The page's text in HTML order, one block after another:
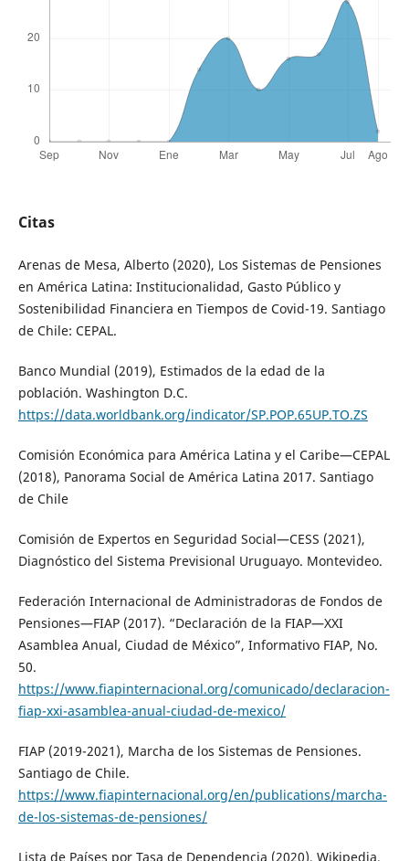
Citas
Arenas de Mesa, Alberto (2020), Los Sistemas de Pensiones
en América Latina: Institucionalidad, Gasto Público y
Sostenibilidad Financiera en Tiempos de Covid-19. Santiago
de Chile: CEPAL.
Banco Mundial (2019), Estimados de la edad de la
población. Washington D.C.
https://data.worldbank.org/indicator/SP.POP.65UP.TO.ZS
Comisión Económica para América Latina y el Caribe—CEPAL
(2018), Panorama Social de América Latina 2017. Santiago
de Chile
Comisión de Expertos en Seguridad Social—CESS (2021),
Diagnóstico del Sistema Previsional Uruguayo. Montevideo.
Federación Internacional de Administradoras de Fondos de
Pensiones—FIAP (2017). “Declaración de la FIAP—XXI
Asamblea Anual, Ciudad de México”, Informativo FIAP, No.
50.
https://www.fiapinternacional.org/comunicado/declaracion-
fiap-xxi-asamblea-anual-ciudad-de-mexico/
FIAP (2019-2021), Marcha de los Sistemas de Pensiones.
Santiago de Chile.
https://www.fiapinternacional.org/en/publications/marcha-
de-los-sistemas-de-pensiones/
Lista de Países por Tasa de Dependencia (2020), Wikipedia.